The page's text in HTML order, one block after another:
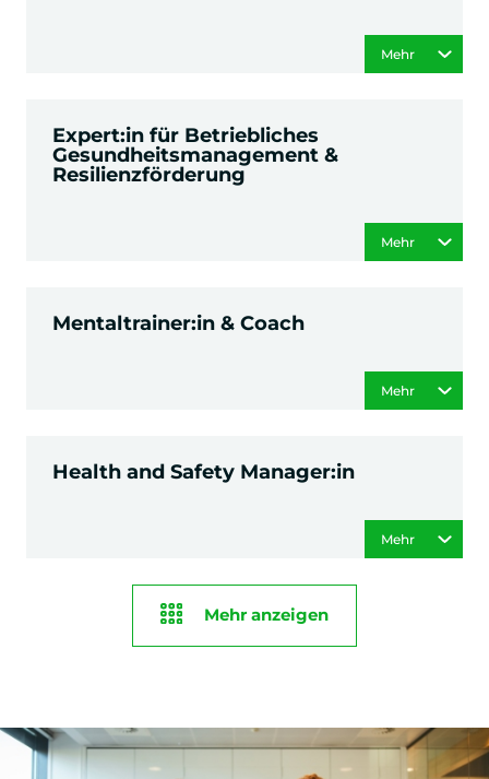
Mehr
Expert:in für Betriebliches
Gesundheitsmanagement &
Resilienzförderung
Mehr
Mentaltrainer:in & Coach
Mehr
Health and Safety Manager:in
Mehr
Mehr anzeigen